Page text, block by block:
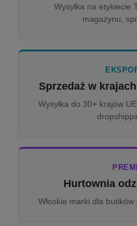
Wysyłka na etykiecie
magazynu,
Sprzedaż w
Wysyłka do 30+ krajów
Hurtownia
Włoskie marki dla